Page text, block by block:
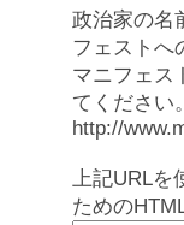
政治家の名
フェストへ
マニフェス
てください。
http://
上記URLを
ための